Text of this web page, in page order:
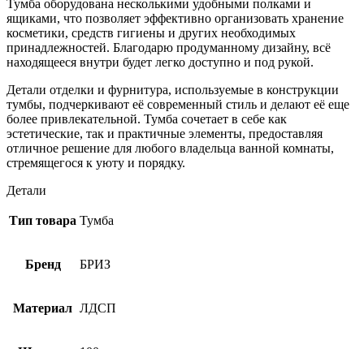
Тумба оборудована несколькими удобными полками и
ящиками, что позволяет эффективно организовать хранение
косметики, средств гигиены и других необходимых
принадлежностей. Благодарю продуманному дизайну, всё
находящееся внутри будет легко доступно и под рукой.
Детали отделки и фурнитура, используемые в конструкции
тумбы, подчеркивают её современный стиль и делают её еще
более привлекательной. Тумба сочетает в себе как
эстетические, так и практичные элементы, предоставляя
отличное решение для любого владельца ванной комнаты,
стремящегося к уюту и порядку.
Детали
Тип товара Тумба
Бренд БРИЗ
Материал ЛДСП